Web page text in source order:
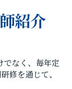
す。
です。
ん、ご協力
の内容だけ
紹介
でなく、毎年定
修を通じて、